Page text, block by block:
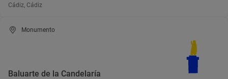
Cádiz, Cádiz
Monumento
Baluarte de la Candelaría